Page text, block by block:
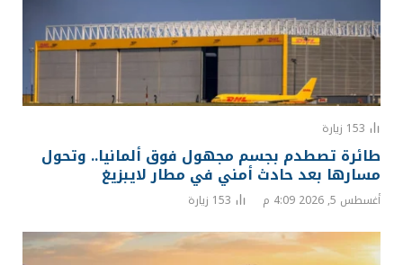
153 زيارة
طائرة تصطدم بجسم مجهول فوق ألمانيا.. وتحول
مسارها بعد حادث أمني في مطار لايبزيغ
أغسطس 5, 2026 4:09 م 153 زيارة